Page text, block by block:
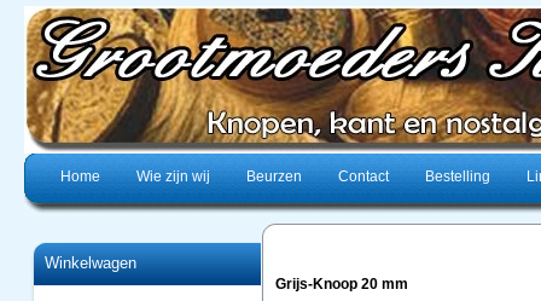
Home Wie zijn wij Beurzen Contact Bestelling
Winkelwagen
Grijs-Knoop 20 mm